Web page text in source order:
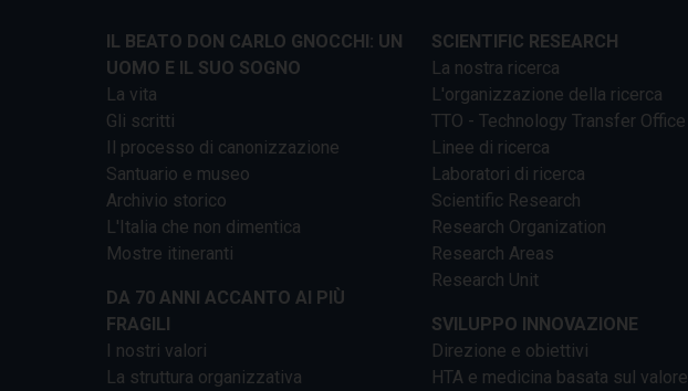
IL BEATO DON CARLO GNOCCHI: UN
UOMO E IL SUO SOGNO
La vita
Gli scritti
Il processo di canonizzazione
Santuario e museo
Archivio storico
L'Italia che non dimentica
Mostre itineranti
DA 70 ANNI ACCANTO AI PIÙ
FRAGILI
I nostri valori
La struttura organizzativa
SCIENTIFIC RESEARCH
La nostra ricerca
L'organizzazione della ricerca
TTO - Technology Transfer Office
Linee di ricerca
Laboratori di ricerca
Scientific Research
Research Organization
Research Areas
Research Unit
SVILUPPO INNOVAZIONE
Direzione e obiettivi
HTA e medicina basata sul valore